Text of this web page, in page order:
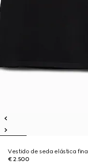
Vestido de seda elástica fina
€ 2.500